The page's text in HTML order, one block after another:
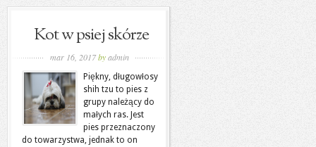
Kot w psiej skórze
mar 16, 2017byadmin
Piękny, długowłosy
shih tzu to pies z
grupy należący do
małych ras. Jest
pies przeznaczony
do towarzystwa, jednak to on